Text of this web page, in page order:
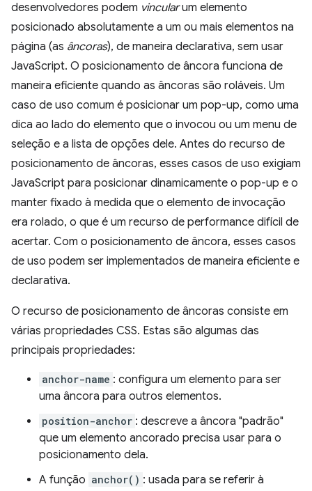
desenvolvedores podem vincularum elemento
posicionado absolutamente a um ou mais elementos na
página (as âncoras), de maneira declarativa, sem usar
JavaScript. O posicionamento de âncora funciona de
maneira eficiente quando as âncoras são roláveis. Um
caso de uso comum é posicionar um pop-up, como uma
dica ao lado do elemento que o invocou ou um menu de
seleção e a lista de opções dele. Antes do recurso de
posicionamento de âncoras, esses casos de uso exigiam
JavaScript para posicionar dinamicamente o pop-up e o
manter fixado à medida que o elemento de invocação
era rolado, o que é um recurso de performance difícil de
acertar. Com o posicionamento de âncora, esses casos
de uso podem ser implementados de maneira eficiente e
declarativa.
O recurso de posicionamento de âncoras consiste em
várias propriedades CSS. Estas são algumas das
principais propriedades:
anchor-name : configura um elemento para ser
uma âncora para outros elementos.
position-anchor : descreve a âncora "padrão"
que um elemento ancorado precisa usar para o
posicionamento dela.
A função anchor() : usada para se referir à